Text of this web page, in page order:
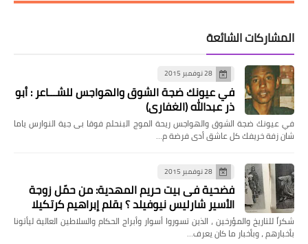
المشاركات الشائعة
28 نوفمبر 2015
في عيونك ضجة الشوق والهواجس للشـــاعر : أبو
ذر عبدالله (الغفاري)
في عيونك ضجة الشوق والهواجس ريحة الموج البنحلم فوقا بى جية النوارس ياما
شان زفة خريفك كل عاشق أدى فرضة م…
28 نوفمبر 2015
فضحية فى بيت حريم المهدية: من حمّل زوجة
الأسير شارليس نيوفيلد ؟ بقلم إبراهيم كرتكيلا
شكراً للتاريخ والمؤرخين ، الذين تسوروا أسوار وأبراج الحكام والسلاطين العالية ليأتونا
بأخبارهم ، وبأخبار ما كان يعرف…